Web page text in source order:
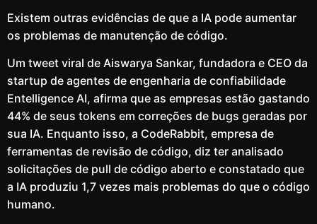
Existem outras evidências de que a IA pode aumentar
os problemas de manutenção de código.
Um tweet viral de Aiswarya Sankar, fundadora e CEO da
startup de agentes de engenharia de confiabilidade
Entelligence AI, afirma que as empresas estão gastando
44% de seus tokens em correções de bugs geradas por
sua IA. Enquanto isso, a CodeRabbit, empresa de
ferramentas de revisão de código, diz ter analisado
solicitações de pull de código aberto e constatado que
a IA produziu 1,7 vezes mais problemas do que o código
humano.